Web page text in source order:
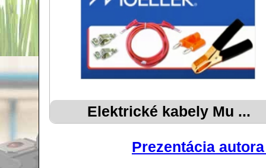
Elektrické kabely Mu ...
Prezentácia